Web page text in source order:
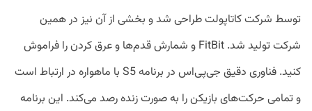
توسط شرکت کاتاپولت طراحی شد و بخشی از آن نیز در همین
شرکت تولید شد. FitBit و شمارش قدم‌ها و عرق کردن را فراموش
کنید. فناوری دقیق جی‌پی‌اس در برنامه S5 با ماهواره در ارتباط است
و تمامی حرکت‌های بازیکن را به صورت زنده رصد می‌کند. این برنامه